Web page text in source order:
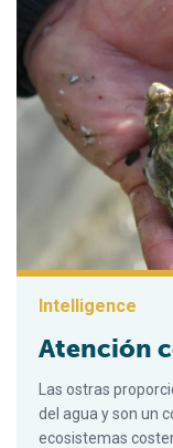
Intelligence
Atención
Las ostras
del agua y son un
ecosistemas